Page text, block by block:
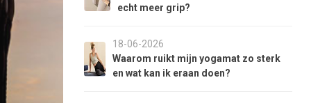
echt meer grip?
18-06-2026
Waarom ruikt mijn yogamat zo sterk
en wat kan ik eraan doen?